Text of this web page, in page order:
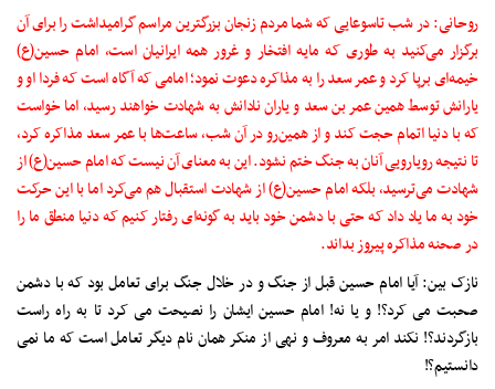
روحانی: در شب تاسوعایی که شما مردم زنجان بزرگترین مراسم گرامیداشت را برای آن
برگزار می‌کنید به طوری که مایه افتخار و غرور همه ایرانیان است، امام حسین(ع)
خیمه‌ای برپا کرد و عمر سعد را به مذاکره دعوت نمود؛ امامی که آگاه است که فردا او و
یارانش توسط همین عمر بن سعد و یاران نادانش به شهادت خواهند رسید، اما خواست
که با دنیا اتمام حجت کند و از همین‌رو در آن شب، ساعت‌ها با عمر سعد مذاکره کرد،
تا نتیجه رویارویی آنان به جنگ ختم نشود. این به معنای آن نیست که امام حسین(ع) از
شهادت می‌ترسید، بلکه امام حسین(ع) از شهادت استقبال هم می‌کرد اما با این حرکت
خود به ما یاد داد که حتی با دشمن خود باید به گونه‌ای رفتار کنیم که دنیا منطق ما را
در صحنه مذاکره پیروز بداند.
نازک بین: آیا امام حسین قبل از جنگ و در خلال جنگ برای تعامل بود که با دشمن
صحبت می کرد؟! و یا نه! امام حسین ایشان را نصیحت می کرد تا به راه راست
بازگردند؟! نکند امر به معروف و نهی از منکر همان نام دیگر تعامل است که ما نمی
دانستیم؟!